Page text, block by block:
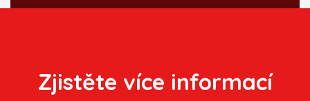
Zjistěte více informací